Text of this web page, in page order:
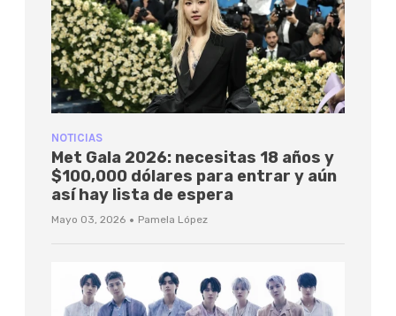
NOTICIAS
Met Gala 2026: necesitas 18 años y
$100,000 dólares para entrar y aún
así hay lista de espera
Mayo 03, 2026 · Pamela López